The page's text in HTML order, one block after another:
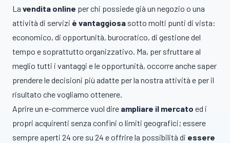
La vendita online per chi possiede già un negozio o una
attività di servizi è vantaggiosa sotto molti punti di vista:
economico, di opportunità, burocratico, di gestione del
tempo e soprattutto organizzativo. Ma, per sfruttare al
meglio tutti i vantaggi e le opportunità, occorre anche saper
prendere le decisioni più adatte per la nostra attività e per il
risultato che vogliamo ottenere.
Aprire un e-commerce vuol dire ampliare il mercato ed i
propri acquirenti senza confini o limiti geografici; essere
sempre aperti 24 ore su 24 e offrire la possibilità di essere